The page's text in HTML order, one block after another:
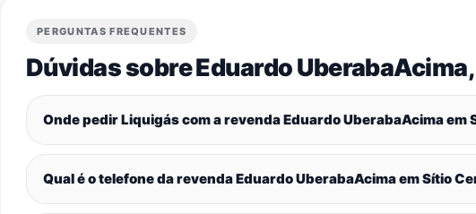
PERGUNTAS FREQUENTES
Dúvidas sobre Eduardo
Onde pedir Liquigás com a revenda Eduardo UberabaAcima em
Qual é o telefone da revenda Eduardo UberabaAcima emSítio